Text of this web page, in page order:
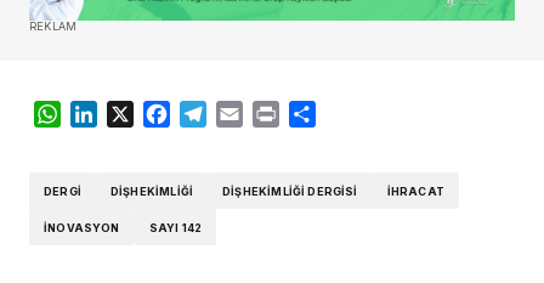
REKLAM
WhatsApp
LinkedIn
X Facebook
Telegram
Email Print
DERGI DIŞHEKIMLIĞI DIŞHEKIMLIĞI DERGISI İHRACAT
INOVASYON SAYI 142